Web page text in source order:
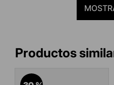
Beneficios para ti:
ideal para ambientes